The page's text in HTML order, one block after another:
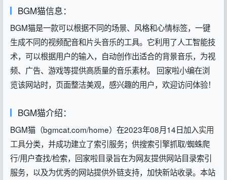
BGM猫信息：
BGM猫是一款可以根据不同的场景、风格和心情标签，一键
生成不同的视频配音和片头音乐的工具。它利用了人工智能技
术，可以根据用户的输入，自动创作出适合的背景音乐，为视
频、广告、游戏等提供高质量的音乐素材。 回家啦小编在浏
览该网站时，页面整洁美观，感兴趣的用户，欢迎访问体验！
BGM猫介绍：
BGM猫（bgmcat.com/home）在2023年08月14日加入实用
工具分类，并成功建立了索引服务；供搜索引擎抓取/蜘蛛爬
行/用户查找/检索，回家啦目录旨在为网友提供网站目录索引
服务，以及为优秀的网站提供外链支持，加快新站收录。本站